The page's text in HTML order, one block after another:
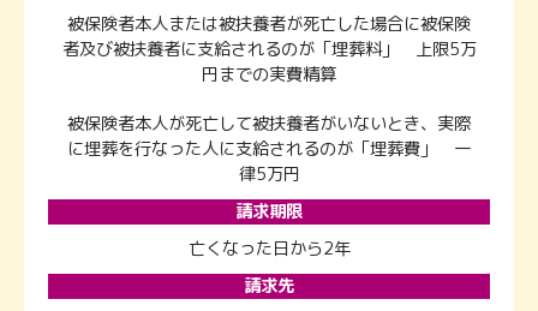
被保険者本人または被扶養者が死亡した場合に被保険
者及び被扶養者に支給されるのが「埋葬料」 上限5万
円までの実費精算
被保険者本人が死亡して被扶養者がいないとき、実際
に埋葬を行なった人に支給されるのが「埋葬費」 一
律5万円
請求期限
亡くなった日から2年
請求先